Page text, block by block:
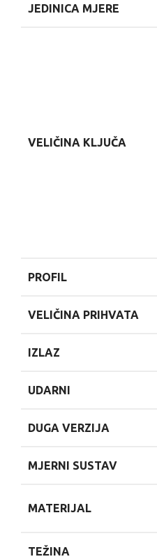
JEDINICA MJERE
VELIČINA KLJUČA
PROFIL
VELIČINA PRIHVATA
IZLAZ
UDARNI
DUGA VERZIJA
MJERNI SUSTAV
MATERIJAL
TEŽINA